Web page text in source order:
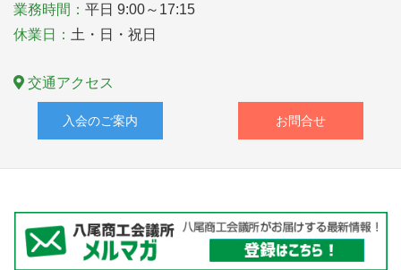
業務時間： 平日 9:00～17:15
休業日： 土・日・祝日
交通アクセス
入会のご案内 お問合せ